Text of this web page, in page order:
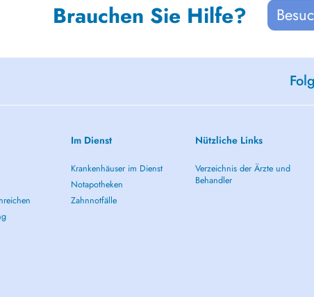
Brauchen Sie Hilfe?
Im Dienst
Krankenhäuser im Dienst
Notapotheken
Zahnnotfälle
Nützliche Links
Verzeichnis der Ärzte und
Behandler